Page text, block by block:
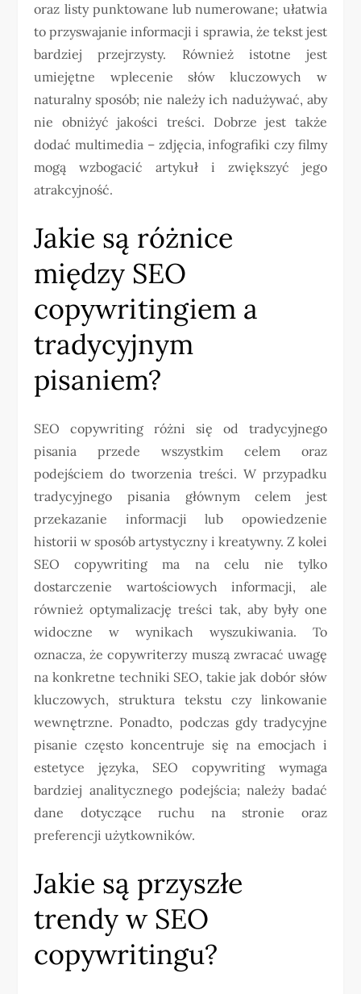
oraz listy punktowane lub numerowane; ułatwia
to przyswajanie informacji i sprawia, że tekst jest
bardziej przejrzysty. Również istotne jest
umiejętne wplecenie słów kluczowych w
naturalny sposób; nie należy ich nadużywać, aby
nie obniżyć jakości treści. Dobrze jest także
dodać multimedia – zdjęcia, infografiki czy filmy
mogą wzbogacić artykuł i zwiększyć jego
atrakcyjność.
Jakie są różnice
między SEO
copywritingiem a
tradycyjnym
pisaniem?
SEO copywriting różni się od tradycyjnego
pisania przede wszystkim celem oraz
podejściem do tworzenia treści. W przypadku
tradycyjnego pisania głównym celem jest
przekazanie informacji lub opowiedzenie
historii w sposób artystyczny i kreatywny. Z kolei
SEO copywriting ma na celu nie tylko
dostarczenie wartościowych informacji, ale
również optymalizację treści tak, aby były one
widoczne w wynikach wyszukiwania. To
oznacza, że copywriterzy muszą zwracać uwagę
na konkretne techniki SEO, takie jak dobór słów
kluczowych, struktura tekstu czy linkowanie
wewnętrzne. Ponadto, podczas gdy tradycyjne
pisanie często koncentruje się na emocjach i
estetyce języka, SEO copywriting wymaga
bardziej analitycznego podejścia; należy badać
dane dotyczące ruchu na stronie oraz
preferencji użytkowników.
Jakie są przyszłe
trendy w SEO
copywritingu?